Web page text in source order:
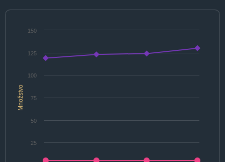
Množstvo
25
50
75
100
125
150